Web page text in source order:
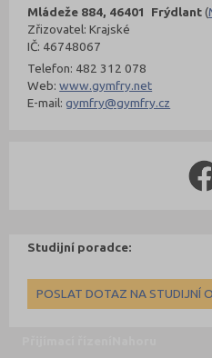
Mládeže 884, 46401 Frýdlant(
Zřizovatel: Krajské
IČ: 46748067
Telefon: 482 312 078
Web:www.gymfry.net
E-mail:gymfry@gymfry.cz
Studijní poradce:
POSLAT DOTAZ NA STUDIJNÍ